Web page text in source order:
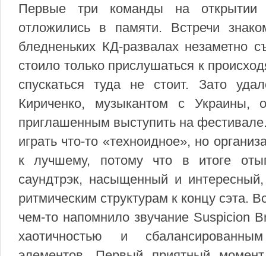
Первые три команды на
отложились в памяти. Встречи
бледненьких КД-развалах незаметно
стоило только прислушаться к
спускаться туда не стоит. Зато
Кириченко, музыкантом с Украины,
приглашенным выступить на
играть что-то «техноидное», но
к лучшему, потому что в итоге
саундтрэк, насыщенный и
ритмическим структурам к концу сэта.
чем-то напомнило звучание Suspicion
хаотичностью и